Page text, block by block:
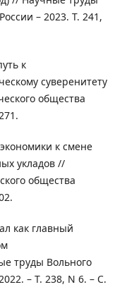
– 2023. Т. 241,
к
суверенитету
общества
к смене
укладов //
общества
как главный
труды Вольного
– Т. 238, N 6. – С.